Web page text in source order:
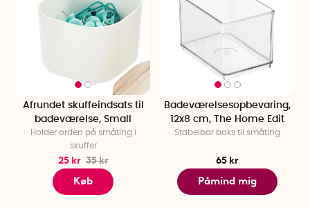
Afrundet skuffeindsats til
badeværelse, Small
Holder orden på småting i
skuffer
25 kr 35 kr
Køb
Badeværelsesopbevaring,
12x8 cm, The Home Edit
Stabelbar boks til småting
65 kr
Påmind mig